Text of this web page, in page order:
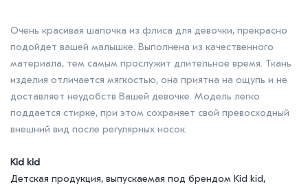
Очень красивая шапочка из флиса для девочки, прекрасно
подойдет вашей малышке. Выполнена из качественного
материала, тем самым прослужит длительное время. Ткань
изделия отличается мягкостью, она приятна на ощупь и не
доставляет неудобств Вашей девочке. Модель легко
поддается стирке, при этом сохраняет свой превосходный
внешний вид после регулярных носок.
Kid kid
Детская продукция, выпускаемая под брендом Kid kid,